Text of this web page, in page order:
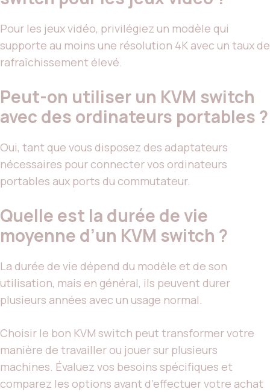
Pour les jeux vidéo, privilégiez un modèle qui
supporte au moins une résolution 4K avec un taux de
rafraîchissement élevé.
Peut-on utiliser un KVM switch
avec des ordinateurs portables ?
Oui, tant que vous disposez des adaptateurs
nécessaires pour connecter vos ordinateurs
portables aux ports du commutateur.
Quelle est la durée de vie
moyenne d’un KVM switch ?
La durée de vie dépend du modèle et de son
utilisation, mais en général, ils peuvent durer
plusieurs années avec un usage normal.
Choisir le bon KVM switch peut transformer votre
manière de travailler ou jouer sur plusieurs
machines. Évaluez vos besoins spécifiques et
comparez les options avant d’effectuer votre achat